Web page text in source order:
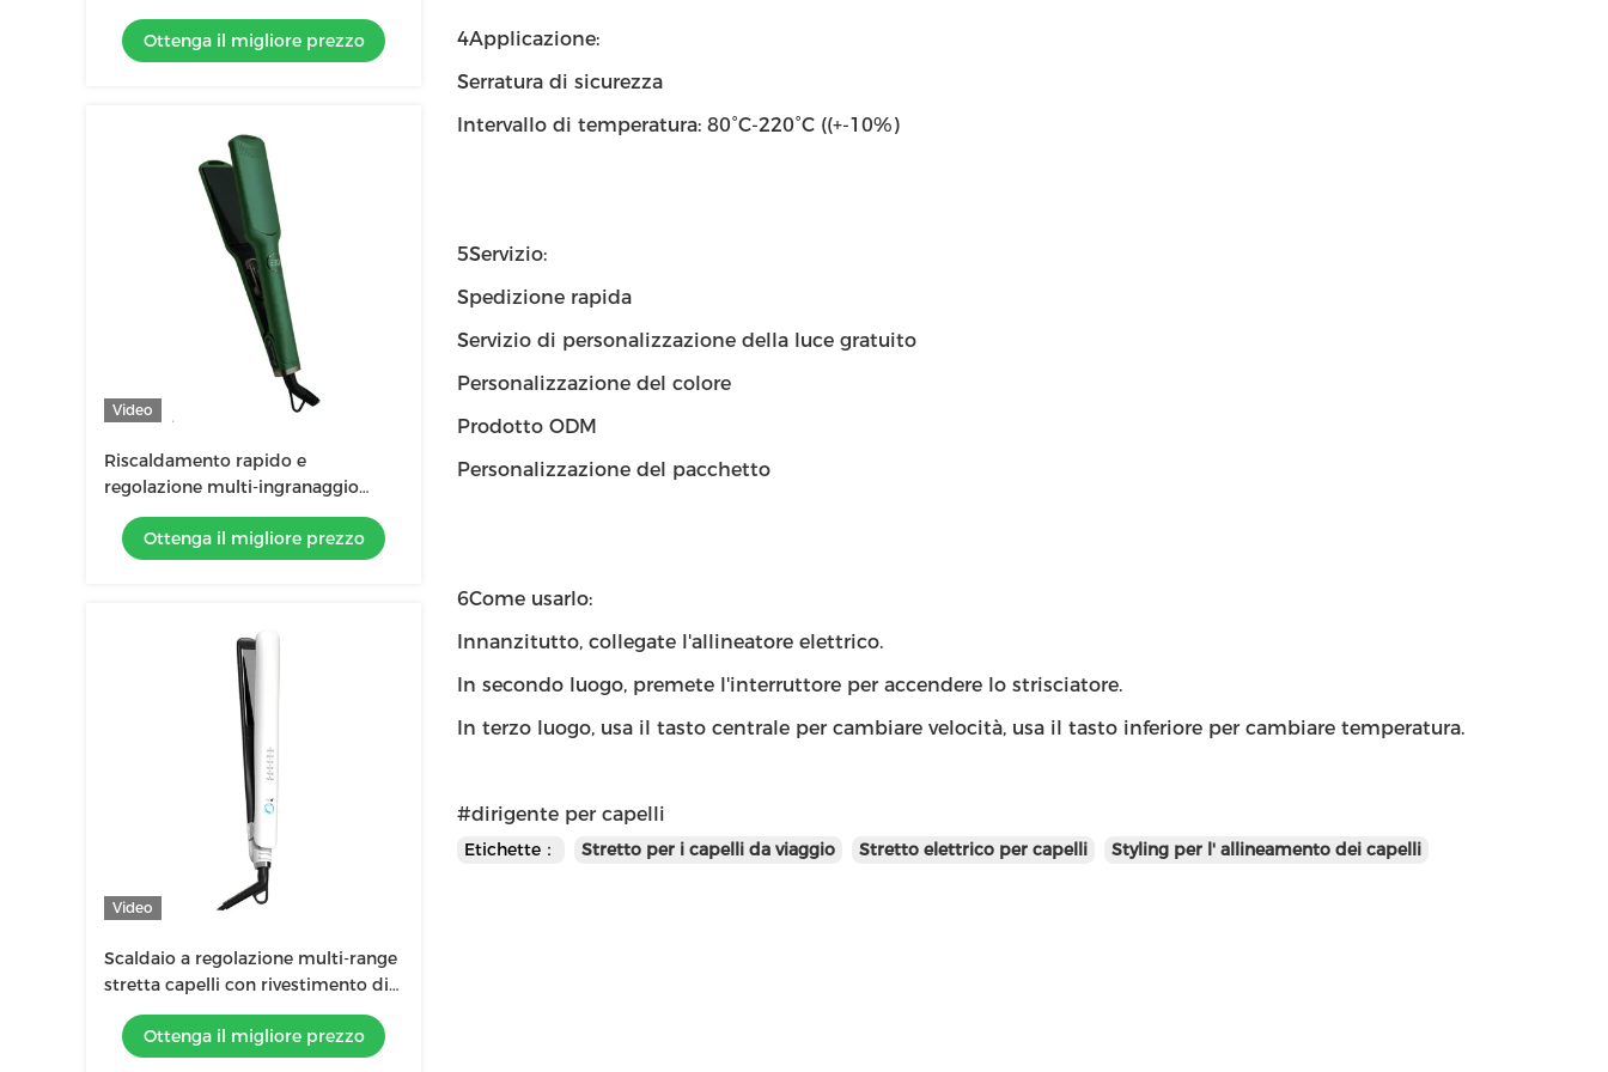
Function Hair Curler con pannello
di 3 dimensioni
Ottenga il migliore prezzo
Video
Riscaldamento rapido e
regolazione multi-ingranaggio
riscaldatore stretta capelli per tutti
i tipi di capelli
Ottenga il migliore prezzo
Video
Scaldaio a regolazione multi-range
stretta capelli con rivestimento di
glasso ceramico per salotto
Ottenga il migliore prezzo
4Applicazione:
Serratura di sicurezza
Intervallo di temperatura: 80°C-220°C ((+-10%)
5Servizio:
Spedizione rapida
Servizio di personalizzazione della luce gratuito
Personalizzazione del colore
Prodotto ODM
Personalizzazione del pacchetto
6Come usarlo:
Innanzitutto, collegate l'allineatore elettrico.
In secondo luogo, premete l'interruttore per accendere lo strisciatore.
In terzo luogo, usa il tasto centrale per cambiare velocità, usa il tasto inferiore per cambiare temperatura.
#dirigente per capelli
Etichette： Stretto per i capelli da viaggio Stretto elettrico per capelli Styling per l' allineamento dei capelli